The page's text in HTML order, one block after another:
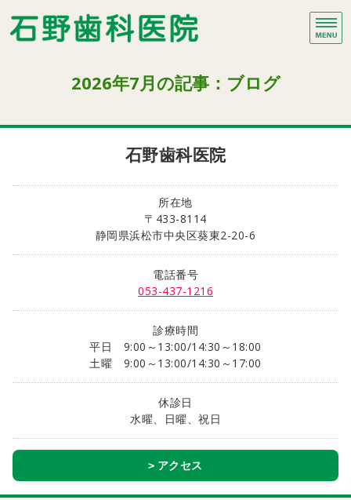
石野歯科医院｜静岡県
院長・スタッフ紹介
医院紹介・アクセス
2026年7月の記事：ブログ
石野歯科医院
所在地
〒433-8114
静岡県浜松市中央区葵東2-20-6
電話番号
053-437-1216
診療時間
平日 9:00～13:00/14:30～18:00
土曜 9:00～13:00/14:30～17:00
休診日
水曜、日曜、祝日
アクセス